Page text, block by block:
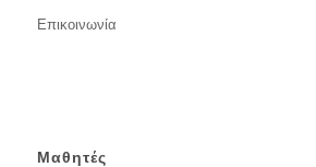
Επικοινωνία
Μαθητές